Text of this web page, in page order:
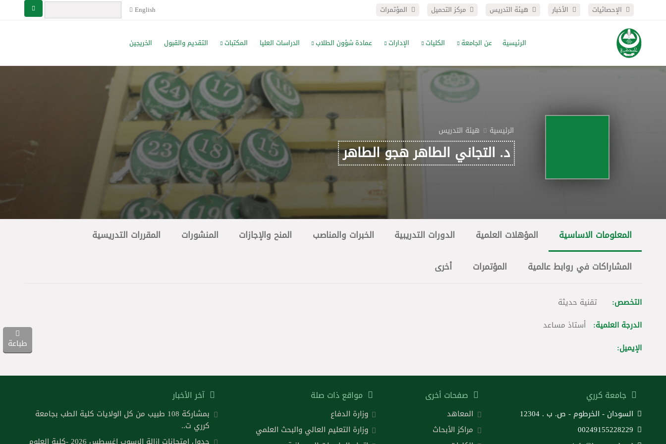
الإحصائيات الأخبار هيئة التدريس مركز التحميل المؤتمرات English
الرئيسية عن الجامعة الكليات الإدارات عمادة شؤون الطلاب الدراسات العليا المكتبات التقديم والقبول الخريجين
طباعة
الرئيسية هيئة التدريس
د. التجاني الطاهر هجو الطاهر
المعلومات الاساسية المؤهلات العلمية الدورات التدريبية الخبرات والمناصب المنح والإجازات المنشورات المقررات التدريسية
المشاراكات في روابط عالمية المؤتمرات أخرى
التخصص:
تقنية حديثة
الدرجة العلمية: أستاذ مساعد
الإيميل:
جامعة كرري
السودان - الخرطوم - ص. ب . 12304
00249155228229
صفحات أخرى
المعاهد
مراكز الأبحاث
مواقع ذات صلة
وزارة الدفاع
وزارة التعليم العالي والبحث العلمي
آخر الأخبار
بمشاركة 108 طبيب من كل الولايات كلية الطب بجامعة
كرري ت..